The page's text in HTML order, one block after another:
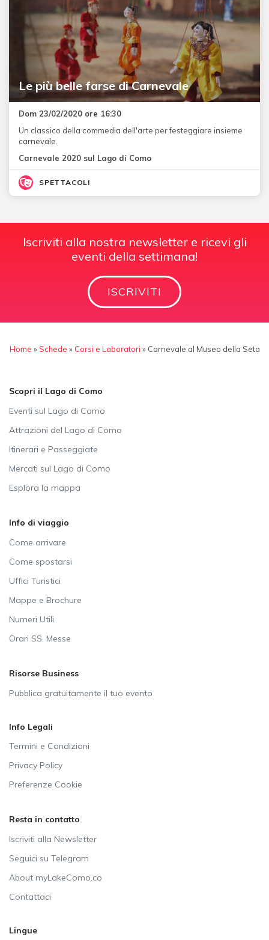
Le più belle farse di Carnevale
Dom 23/02/2020 ore 16:30
Un classico della commedia dell'arte per festeggiare insieme
carnevale.
Carnevale 2020 sul Lago di Como
SPETTACOLI
Iscriviti alla nostra newsletter e ricevi gli
eventi della settimana!
ISCRIVITI
Home »Schede » Corsi e Laboratori » Carnevale al Museo della Seta
Scopri il Lago di Como
Eventi sul Lago di Como
Attrazioni del Lago di Como
Itinerari e Passeggiate
Mercati sul Lago di Como
Esplora la mappa
Info di viaggio
Come arrivare
Come spostarsi
Uffici Turistici
Mappe e Brochure
Numeri Utili
Orari SS. Messe
Risorse Business
Pubblica gratuitamente il tuo evento
Info Legali
Termini e Condizioni
Privacy Policy
Preferenze Cookie
Resta in contatto
Iscriviti alla Newsletter
Seguici su Telegram
About myLakeComo.co
Contattaci
Lingue